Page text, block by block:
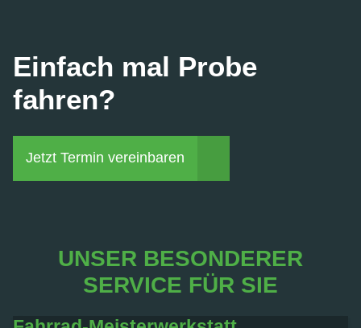
Einfach mal Probe
fahren?
Jetzt Termin vereinbaren
UNSER BESONDERER
SERVICE FÜR SIE